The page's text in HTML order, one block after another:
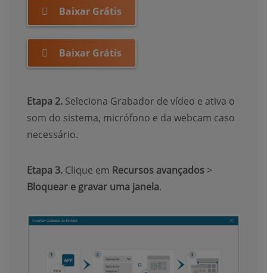
Baixar Grátis
Baixar Grátis
Etapa 2. Seleciona Grabador de vídeo e ativa o
som do sistema, micrófono e da webcam caso
necessário.
Etapa 3. Clique em Recursos avançados >
Bloquear e gravar uma janela.